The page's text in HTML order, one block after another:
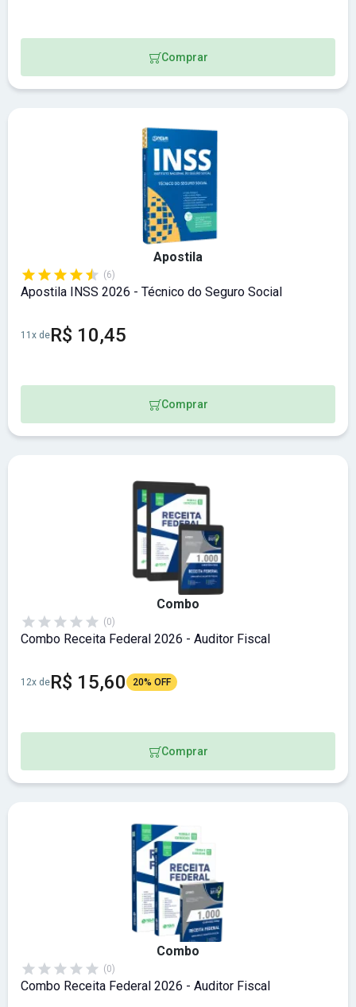
Comprar
Apostila
(6)
Apostila INSS 2026 - Técnico do Seguro Social
11x deR$ 10,45
Comprar
Combo
(0)
Combo Receita Federal 2026 - Auditor Fiscal
12x deR$ 15,60 20% OFF
Comprar
Combo
(0)
Combo Receita Federal 2026 - Auditor Fiscal